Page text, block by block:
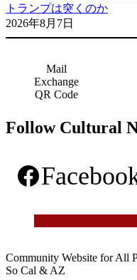
トランプは突くのか
2026年8月7日
Mail
Exchange
QR Code
Follow Cultural
Community Website for All
So Cal & AZ